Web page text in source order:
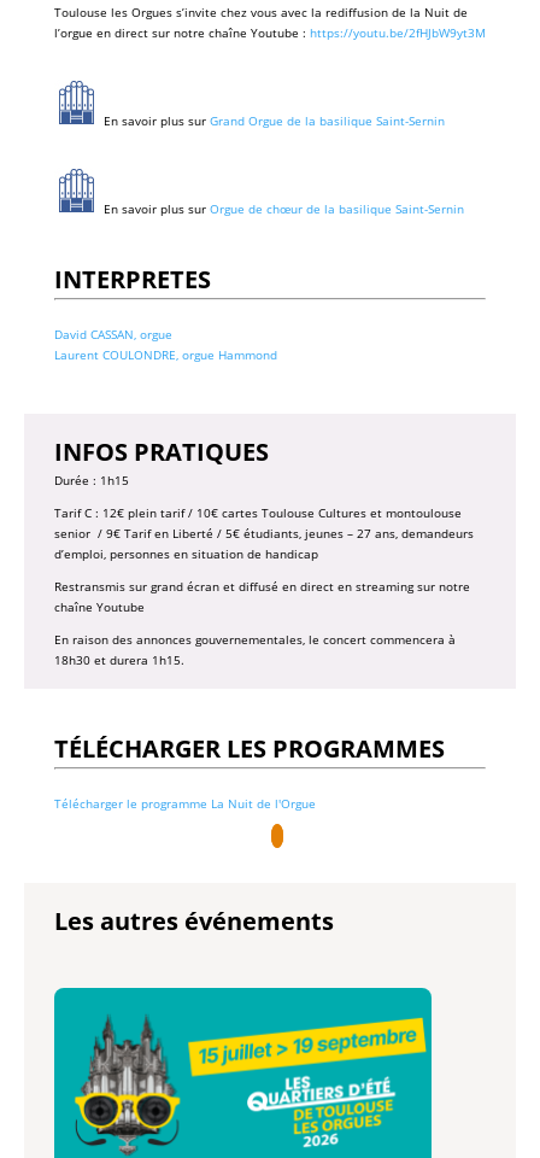
Toulouse les Orgues s’invite chez vous avec la rediffusion de la Nuit de
l’orgue en direct sur notre chaîne Youtube : https://youtu.be/2fHJbW9yt3M
En savoir plus sur Grand Orgue de la basilique Saint-Sernin
En savoir plus sur Orgue de chœur de la basilique Saint-Sernin
INTERPRETES
David CASSAN, orgue
Laurent COULONDRE, orgue Hammond
INFOS PRATIQUES
Durée : 1h15
Tarif C : 12€ plein tarif / 10€ cartes Toulouse Cultures et montoulouse
senior / 9€ Tarif en Liberté / 5€ étudiants, jeunes – 27 ans, demandeurs
d’emploi, personnes en situation de handicap
Restransmis sur grand écran et diffusé en direct en streaming sur notre
chaîne Youtube
En raison des annonces gouvernementales, le concert commencera à
18h30 et durera 1h15.
TÉLÉCHARGER LES PROGRAMMES
Télécharger le programme La Nuit de l'Orgue
Les autres événements